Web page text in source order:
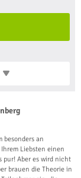
besonders an
Liebsten einen
pur! Aber es wird nicht
brauen die Theorie in